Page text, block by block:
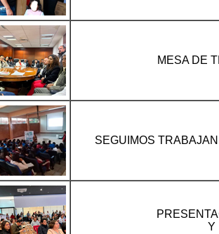
MESA DE
SEGUIMOS
Y